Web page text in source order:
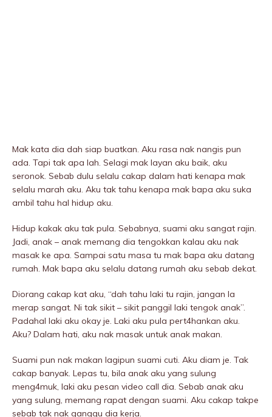
Mak kata dia dah siap buatkan. Aku rasa nak nangis pun
ada. Tapi tak apa lah. Selagi mak layan aku baik, aku
seronok. Sebab dulu selalu cakap dalam hati kenapa mak
selalu marah aku. Aku tak tahu kenapa mak bapa aku suka
ambil tahu hal hidup aku.
Hidup kakak aku tak pula. Sebabnya, suami aku sangat rajin.
Jadi, anak – anak memang dia tengokkan kalau aku nak
masak ke apa. Sampai satu masa tu mak bapa aku datang
rumah. Mak bapa aku selalu datang rumah aku sebab dekat.
Diorang cakap kat aku, “dah tahu laki tu rajin, jangan la
merap sangat. Ni tak sikit – sikit panggil laki tengok anak”.
Padahal laki aku okay je. Laki aku pula pert4hankan aku.
Aku? Dalam hati, aku nak masak untuk anak makan.
Suami pun nak makan lagipun suami cuti. Aku diam je. Tak
cakap banyak. Lepas tu, bila anak aku yang sulung
meng4muk, laki aku pesan video call dia. Sebab anak aku
yang sulung, memang rapat dengan suami. Aku cakap takpe
sebab tak nak ganggu dia kerja.